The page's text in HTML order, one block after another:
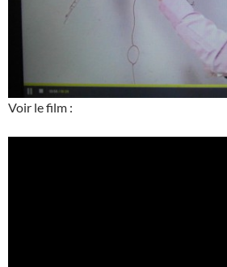
Voir le film :